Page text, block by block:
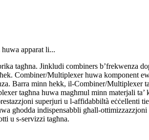
apparat li...
tagħna. Jinkludi combiners b’frekwenza
Combiner/Multiplexer huwa komponent
Barra minn hekk, il-Combiner/Multiplexer
tagħna huwa magħmul minn materjali
superjuri u l-affidabbiltà eċċellenti
għodda indispensabbli għall-
u s-servizzi tagħna.